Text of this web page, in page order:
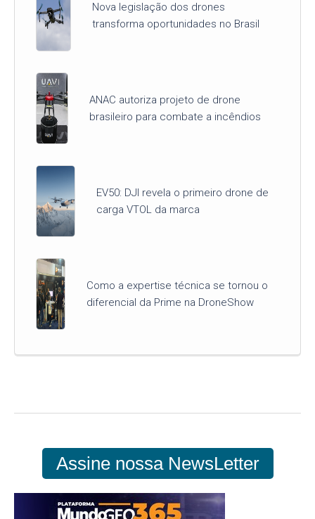
Nova legislação dos drones
transforma oportunidades no Brasil
ANAC autoriza projeto de drone
brasileiro para combate a incêndios
EV50: DJI revela o primeiro drone de
carga VTOL da marca
Como a expertise técnica se tornou o
diferencial da Prime na DroneShow
Assine nossa NewsLetter